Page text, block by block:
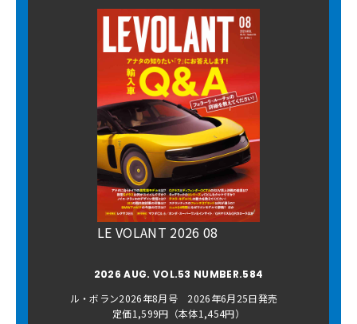
LE VOLANT 2026 08
2026 AUG. VOL.53 NUMBER.584
ル・ボラン2026年8月号 2026年6月25日発売
定価1,599円（本体1,454円）